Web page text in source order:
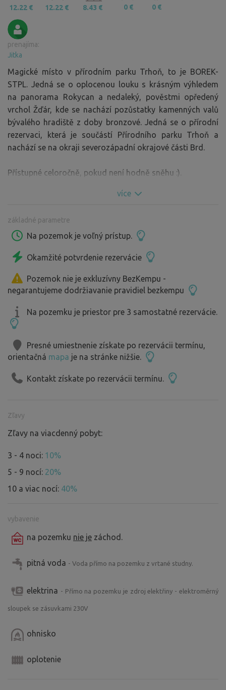
12.22 € 12.22 € 8.43 € 0 € 0 €
prenajíma:
Jitka
Magické místo v přírodním parku Trhoň, to je BOREK-
STPL. Jedná se o oplocenou louku s krásným výhledem
na panorama Rokycan a nedaleký, pověstmi opředený
vrchol Žďár, kde se nachází pozůstatky kamenných valů
bývalého hradiště z doby bronzové. Jedná se o přírodní
rezervaci, která je součástí Přírodního parku Trhoň a
nachází se na okraji severozápadní okrajové části Brd.
Přístupné celoročně, pokud není hodně sněhu :).
více
základné parametre
Na pozemok je voľný prístup.
Okamžité potvrdenie rezervácie
Pozemok nie je exkluzívny BezKempu -
negarantujeme dodržiavanie pravidiel bezkempu
Na pozemku je priestor pre 3 samostatné rezervácie.
Presné umiestnenie získate po rezervácii termínu,
orientačná mapa je na stránke nižšie.
Kontakt získate po rezervácii termínu.
Zľavy
Zľavy na viacdenný pobyt:
3 - 4 noci: 10%
5 - 9 nocí: 20%
10 a viac nocí: 40%
vybavenie
na pozemku nie je záchod.
pitná voda - Voda přímo na pozemku z vrtané studny.
elektrina - Přímo na pozemku je zdroj elektřiny - elektroměrný
sloupek se zásuvkami 230V
ohnisko
oplotenie